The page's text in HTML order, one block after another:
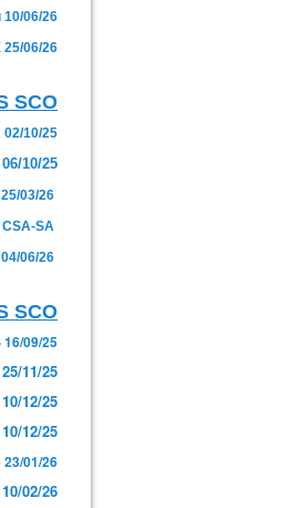
10/06/26
25/06/26
SCO
02/10/25
10/25
03/26
CSA-SA
06/26
SCO
16/09/25
11/25
12/25
12/25
23/01/26
02/26